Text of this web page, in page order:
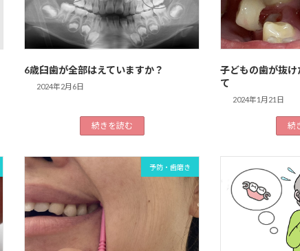
6歳臼歯が全部はえていますか？
2024年2月6日
続きを読む
子どもの歯が抜
て
2024年1月21日
続
予防・歯磨き